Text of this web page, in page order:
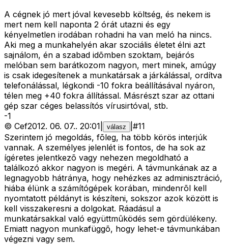
A cégnek jó mert jóval kevesebb költség, és nekem is
mert nem kell naponta 2 órát utazni és egy
kényelmetlen irodában rohadni ha van meló ha nincs.
Aki meg a munkahelyén akar szociális életet élni azt
sajnálom, én a szabad idõmben szoktam, bejárós
melóban sem barátkozom nagyon, mert minek, amúgy
is csak idegesítenek a munkatársak a járkálással, ordítva
telefonálással, légkondi -10 fokra beállításával nyáron,
télen meg +40 fokra állítással. Másrészt szar az ottani
gép szar céges belassítós vírusirtóval, stb.
-1
© Cef2012. 06. 07.. 20:01 válasz #11
Szerintem jó megoldás, fõleg, ha több körös interjúk
vannak. A személyes jelenlét is fontos, de ha sok az
ígéretes jelentkezõ vagy nehezen megoldható a
találkozó akkor nagyon is megéri. A távmunkának az a
legnagyobb hátránya, hogy nehézkes az adminisztráció,
hiába élünk a számítógépek korában, mindenrõl kell
nyomtatott példányt is készíteni, sokszor azok között is
kell visszakeresni a dolgokat. Ráadásul a
munkatársakkal való együttmûködés sem gördülékeny.
Emiatt nagyon munkafüggõ, hogy lehet-e távmunkában
végezni vagy sem.